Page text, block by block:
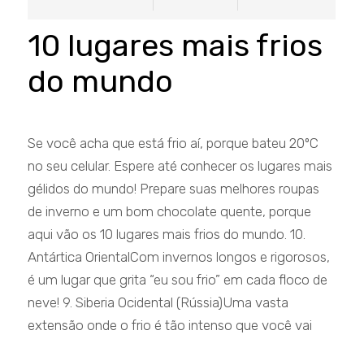
10 lugares mais frios
do mundo
Se você acha que está frio aí, porque bateu 20ºC
no seu celular. Espere até conhecer os lugares mais
gélidos do mundo! Prepare suas melhores roupas
de inverno e um bom chocolate quente, porque
aqui vão os 10 lugares mais frios do mundo. 10.
Antártica OrientalCom invernos longos e rigorosos,
é um lugar que grita “eu sou frio” em cada floco de
neve! 9. Siberia Ocidental (Rússia)Uma vasta
extensão onde o frio é tão intenso que você vai